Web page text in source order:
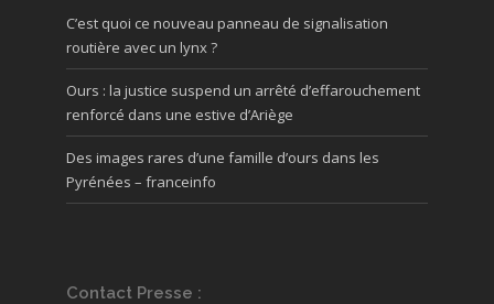
C’est quoi ce nouveau panneau de signalisation
routière avec un lynx ?
Ours : la justice suspend un arrêté d’effarouchement
renforcé dans une estive d’Ariège
Des images rares d’une famille d’ours dans les
Pyrénées – franceinfo
Contact Presse :